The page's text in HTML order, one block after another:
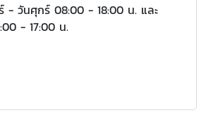
- วันศุกร์ 08:00 - 18:00 น. และ
- 17:00 น.